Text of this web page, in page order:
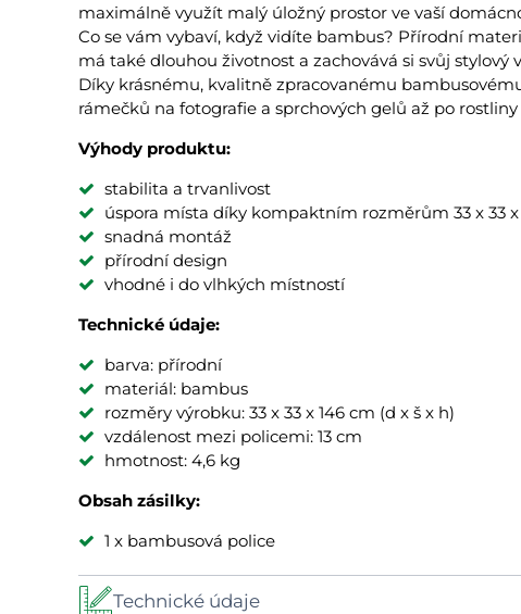
maximálně využít malý úložný prostor ve vaší
Co se vám vybaví, když vidíte bambus? Přírodní
má také dlouhou životnost a zachovává si svůj stylový
Díky krásnému, kvalitně zpracovanému
rámečků na fotografie a sprchových gelů až po
Výhody produktu:
stabilita a trvanlivost
úspora místa díky kompaktním rozměrům 33 x 33 x
snadná montáž
přírodní design
vhodné i do vlhkých místností
Technické údaje:
barva: přírodní
materiál: bambus
rozměry výrobku: 33 x 33 x 146 cm (d x š x h)
vzdálenost mezi policemi: 13 cm
hmotnost: 4,6 kg
Obsah zásilky:
1 x bambusová police
Technické údaje